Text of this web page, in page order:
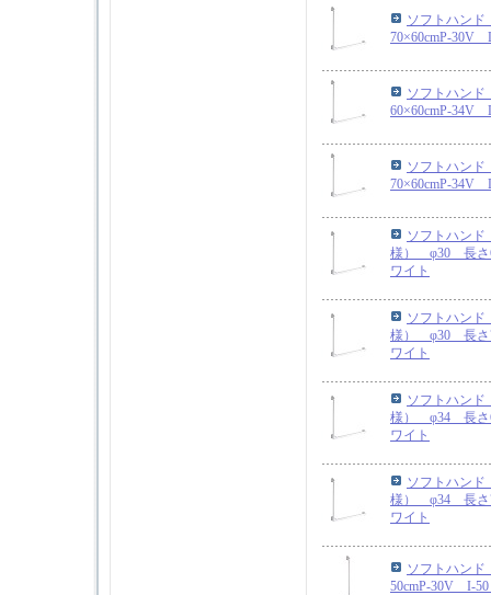
ソフトハン
70×60cmP-30V
ソフトハン
60×60cmP-34V
ソフトハン
70×60cmP-34V
ソフトハン
様） φ30 長さ
ワイト
ソフトハン
様） φ30 長さ
ワイト
ソフトハン
様） φ34 長さ
ワイト
ソフトハン
様） φ34 長さ
ワイト
ソフトハン
50cmP-30V I-